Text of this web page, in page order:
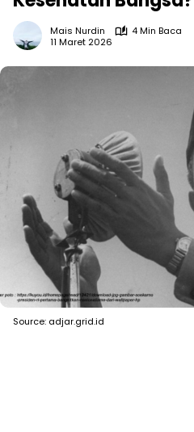
Mais Nurdin
4 Min Baca
11 Maret 2026
Source: adjar.grid.id